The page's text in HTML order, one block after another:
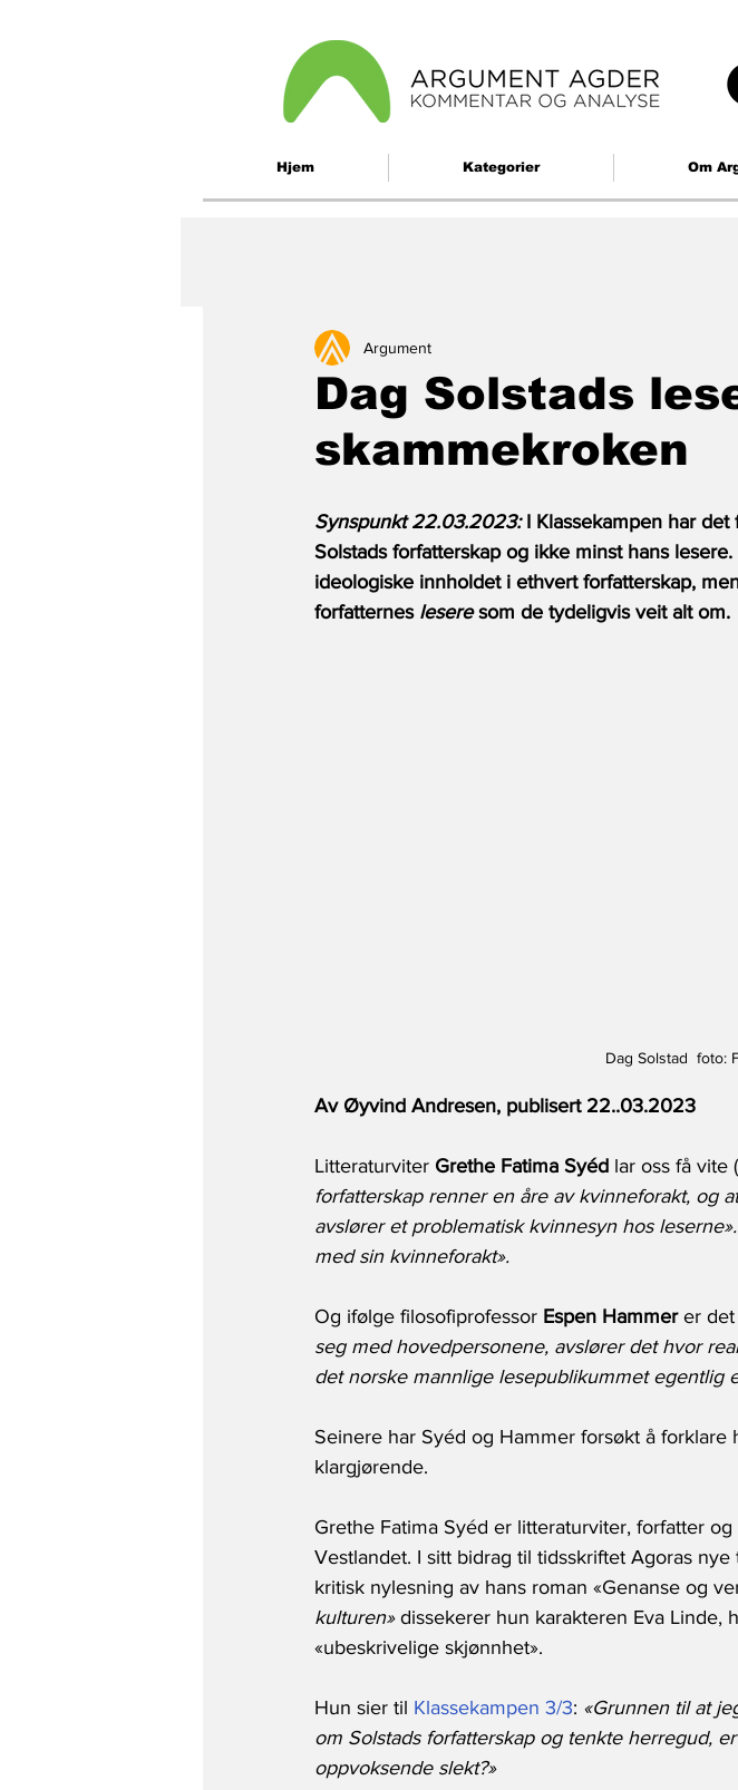
Hjem Kategorier Om
Dag Solstads
skammekroken
Argument
Synspunkt 22.03.2023: I Klassekampen har det
Solstads forfatterskap og ikke minst hans
ideologiske innholdet i ethvert forfatterskap,
forfatternes lesere som de tydeligvis veit alt om.
Dag Solstad  foto:
Av Øyvind Andresen, publisert 22..03.2023
Litteraturviter Grethe Fatima Syéd lar oss få vite (
forfatterskap renner en åre av kvinneforakt, og
avslører et problematisk kvinnesyn hos
med sin kvinneforakt».
Og ifølge filosofiprofessor Espen Hammer er det
seg med hovedpersonene, avslører det hvor
det norske mannlige lesepublikummet egentlig
Seinere har Syéd og Hammer forsøkt å forklare
klargjørende.
Grethe Fatima Syéd er litteraturviter, forfatter
Vestlandet. I sitt bidrag til tidsskriftet Agoras
kritisk nylesning av hans roman «Genanse og
kulturen» dissekerer hun karakteren Eva Linde,
«ubeskrivelige skjønnhet».
Hun sier til Klassekampen 3/3: «Grunnen til at
om Solstads forfatterskap og tenkte herregud,
oppvoksende slekt?»